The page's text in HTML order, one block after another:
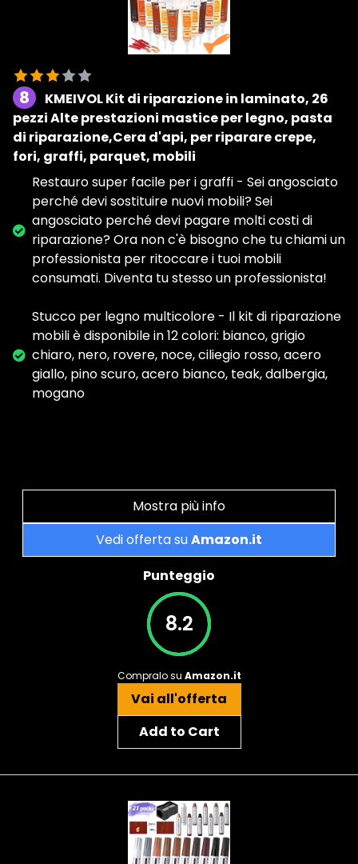
8
KMEIVOL Kit di riparazione in laminato, 26
pezzi Alte prestazioni mastice per legno, pasta
di riparazione,Cera d'api, per riparare crepe,
fori, graffi, parquet, mobili
Restauro super facile per i graffi - Sei angosciato
perché devi sostituire nuovi mobili? Sei
angosciato perché devi pagare molti costi di
riparazione? Ora non c'è bisogno che tu chiami un
professionista per ritoccare i tuoi mobili
consumati. Diventa tu stesso un professionista!
Stucco per legno multicolore - Il kit di riparazione
mobili è disponibile in 12 colori: bianco, grigio
chiaro, nero, rovere, noce, ciliegio rosso, acero
giallo, pino scuro, acero bianco, teak, dalbergia,
mogano
Mostra più info
Vedi offerta suAmazon.it
Punteggio
8.2
Compralo su Amazon.it
Vai all'offerta
Add to Cart